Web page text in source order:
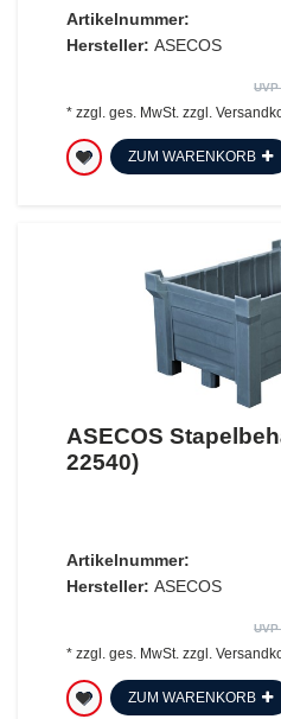
Artikelnummer:
Hersteller: ASECOS
* zzgl. ges. MwSt.zzgl.
ZUM WARENKORB
ASECOS
22540)
Artikelnummer:
Hersteller: ASECOS
* zzgl. ges. MwSt. zzgl.
ZUM WARENKORB